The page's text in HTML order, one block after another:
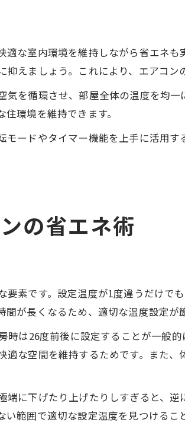
な室内環境を維持しながら省エネ
えましょう。これにより、エアコン
を循環させ、部屋全体の温度を均
環境を維持できます。
ードやタイマー機能を上手に活用
の省エネ術
素です。設定温度が1度違うだけで
が長くなるため、適切な温度設定が
は26度前後に設定することが一般
な空間を維持するためです。また
に下げたり上げたりしすぎると、
範囲で適切な設定温度を見つけるこ